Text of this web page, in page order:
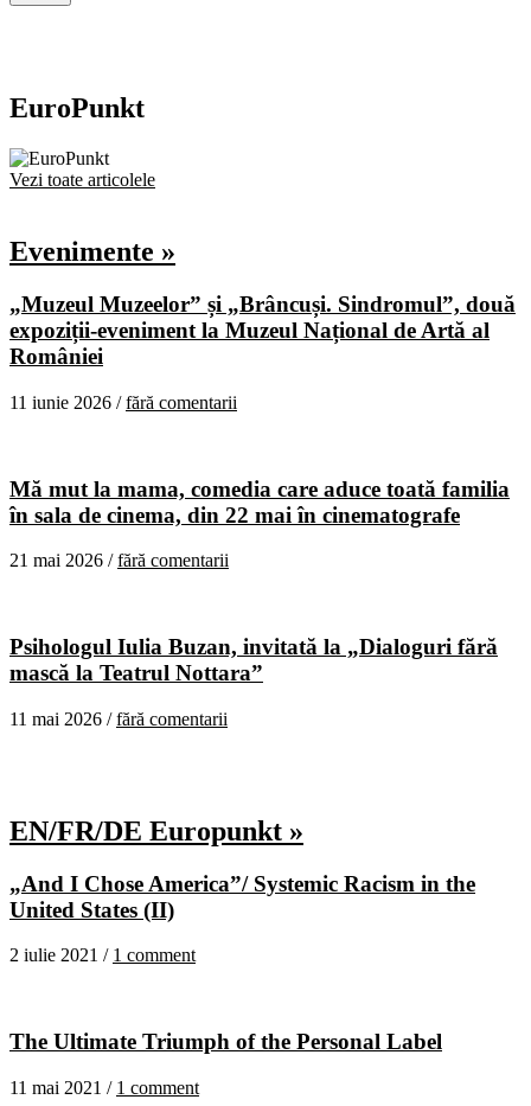
EuroPunkt
Vezi toate articolele
Evenimente »
„Muzeul Muzeelor” și „Brâncuși. Sindromul”, două
expoziții-eveniment la Muzeul Național de Artă al
României
11 iunie 2026 /fără comentarii
Mă mut la mama, comedia care aduce toată familia
în sala de cinema, din 22 mai în cinematografe
21 mai 2026 /fără comentarii
Psihologul Iulia Buzan, invitată la „Dialoguri fără
mască la Teatrul Nottara”
11 mai 2026 /fără comentarii
EN/FR/DE Europunkt »
„And I Chose America”/ Systemic Racism in the
United States (II)
2 iulie 2021 / 1 comment
The Ultimate Triumph of the Personal Label
11 mai 2021 / 1 comment